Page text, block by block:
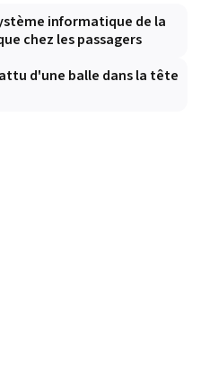
informatique de la
chez les passagers
d'une balle dans la tête